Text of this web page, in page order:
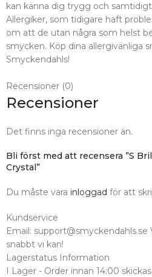
kan känna dig trygg och
Allergiker, som tidigare haft
om att de utan några som helst
smycken. Köp dina allergivänliga
Smyckendahls!
Recensioner (0)
Recensioner
Det finns inga recensioner än.
Bli först med att recensera ”S
Crystal”
Du måste vara inloggad för att
Kundservice
Email: support@smyckendahls.se
snabbt vi kan!
Lagerstatus Information
I Lager - Order innan 14:00